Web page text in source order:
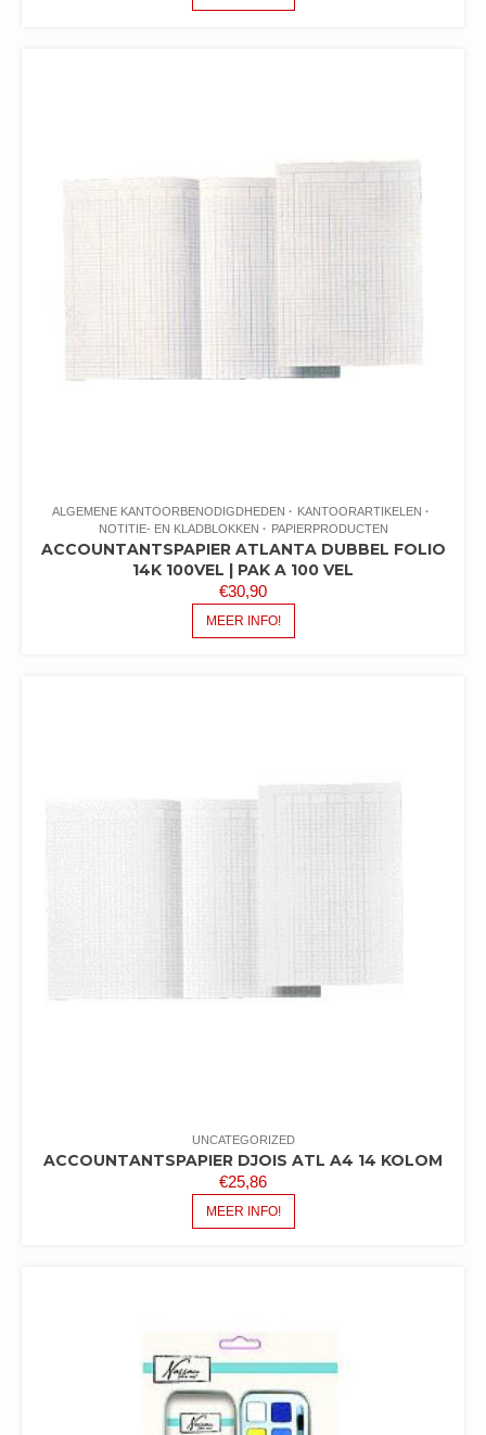
ALGEMENE KANTOORBENODIGDHEDEN
KANTOORARTIKELEN
NOTITIE- EN KLADBLOKKEN
PAPIERPRODUCTEN
ACCOUNTANTSPAPIER ATLANTA DUBBEL FOLIO
14K 100VEL | PAK A 100 VEL
€30,90
MEER INFO!
UNCATEGORIZED
ACCOUNTANTSPAPIER DJOIS ATL A4 14 KOLOM
€25,86
MEER INFO!